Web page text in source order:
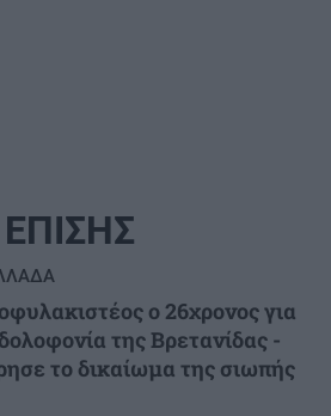
ο 26χρονος για
της Βρετανίδας -
το δικαίωμα της σιωπής